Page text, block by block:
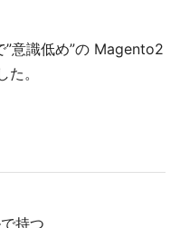
意識低め”の Magento2
。
持つ